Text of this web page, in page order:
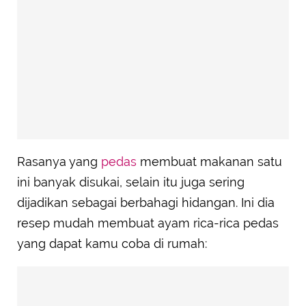
Rasanya yang pedas membuat makanan satu
ini banyak disukai, selain itu juga sering
dijadikan sebagai berbahagi hidangan. Ini dia
resep mudah membuat ayam rica-rica pedas
yang dapat kamu coba di rumah: